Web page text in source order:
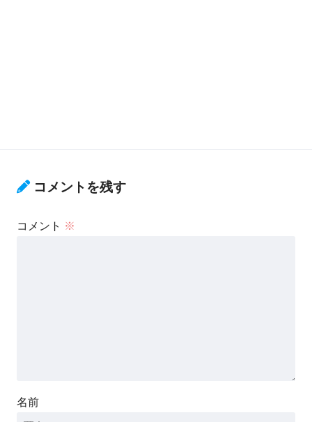
コメントを残す
コメント ※
名前